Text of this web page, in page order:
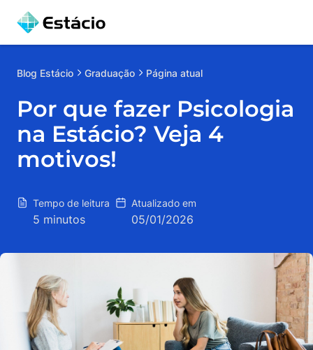
Blog Estácio Graduação Página atual
Por que fazer Psicologia
na Estácio? Veja 4
motivos!
Tempo de leitura
5 minutos
Atualizado em
05/01/2026